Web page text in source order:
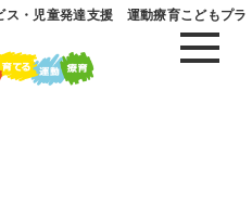
ス・児童発達支援 運動療育こどもプラ